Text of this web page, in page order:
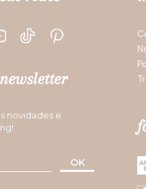
novidades e
OK